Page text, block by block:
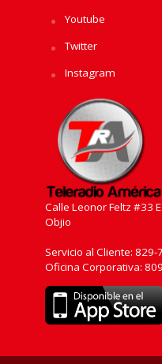
Youtube
Twitter
Instagram
Calle Leonor Feltz #33
Objio
Servicio al Cliente: 829-
Oficina Corporativa: